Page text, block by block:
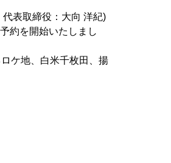
表取締役：大向 洋紀)
約を開始いたしまし
ケ地、白米千枚田、揚